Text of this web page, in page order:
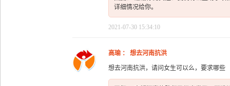
详细情况给你。
2021-07-30 15:34:10
高瑜 ： 想去河南抗洪
想去河南抗洪，请问女生可以么，要求哪